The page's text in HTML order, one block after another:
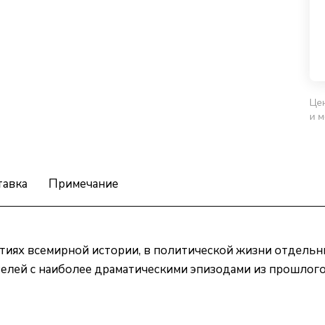
и
Примечание
всемирной истории, в политической жизни
с наиболее драматическими эпизодами из